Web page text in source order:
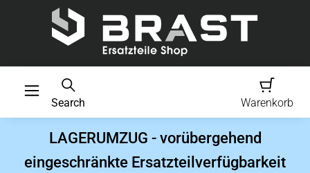
Search Warenkorb
LAGERUMZUG - vorübergehend
eingeschränkte Ersatzteilverfügbarkeit